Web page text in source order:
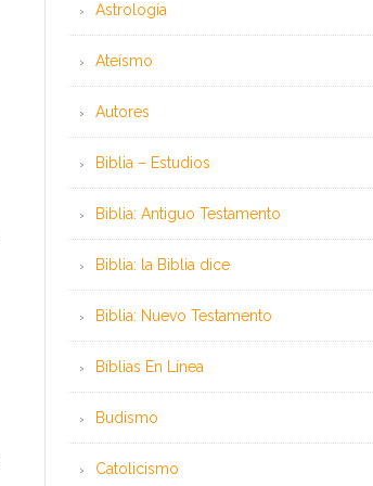
Astrología
Ateísmo
Autores
Biblia – Estudios
Biblia: Antiguo Testamento
Biblia: la Biblia dice
Biblia: Nuevo Testamento
Bíblias En Línea
Budismo
Catolicismo